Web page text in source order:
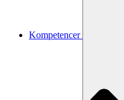
Kompetencer